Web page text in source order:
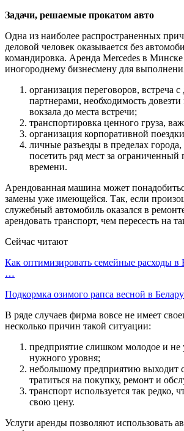
Задачи, решаемые прокатом авто
Одна из наиболее распространенных
деловой человек оказывается без
командировка. Аренда Mercedes в Минске
иногороднему бизнесмену для
организация переговоров, встреча
партнерами, необходимость
вокзала до места встречи;
транспортировка ценного груза,
организация корпоративной
личные разъезды в пределах
посетить ряд мест за
времени.
Арендованная машина может
замены уже имеющейся. Так, если
служебный автомобиль оказался в
арендовать транспорт, чем пересесть на
Сейчас читают
Как оптимизировать семейные расходы в
…
Подкормка озимого рапса весной в
В ряде случаев фирма вовсе не имеет
несколько причин такой ситуации:
предприятие слишком молодое и не
нужного уровня;
небольшому предприятию выходит
тратиться на покупку, ремонт и
транспорт используется так редко,
свою цену.
Услуги аренды позволяют использовать